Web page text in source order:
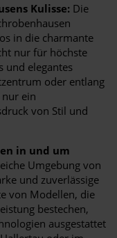
Kulisse: Die
in die charmante
nur für höchste
und elegantes
oder entlang
nur ein
von Stil und
in und um
Umgebung von
und zuverlässige
von Modellen, die
bestechen,
ausgestattet